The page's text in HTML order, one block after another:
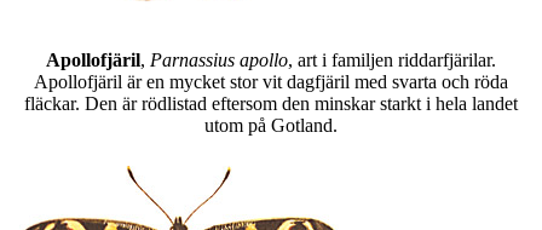
Apollofjäril, Parnassius apollo, art i familjen riddarfjärilar.
Apollofjäril är en mycket stor vit dagfjäril med svarta och röda
fläckar. Den är rödlistad eftersom den minskar starkt i hela landet
utom på Gotland.